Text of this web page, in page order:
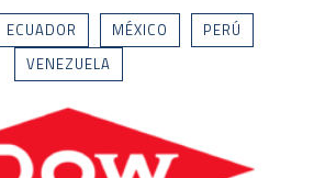
ECUADOR MÉXICO
PERÚ
VENEZUELA